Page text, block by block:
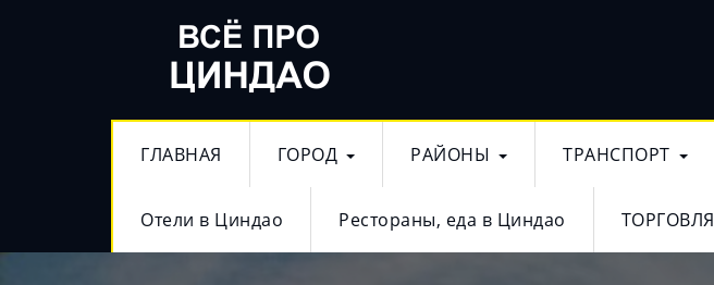
ГЛАВНАЯ ГОРОД РАЙОНЫ ТРАНСПОРТ
Отели в Циндао Рестораны, еда в Циндао ТОРГОВЛЯ